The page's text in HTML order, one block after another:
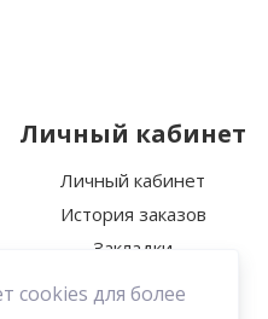
не
обычный текст.
cookies для более
Личный кабинет
Личный кабинет
История заказов
Закладки